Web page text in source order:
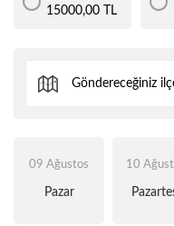
15000,00 TL
09 Ağustos
Pazar
10